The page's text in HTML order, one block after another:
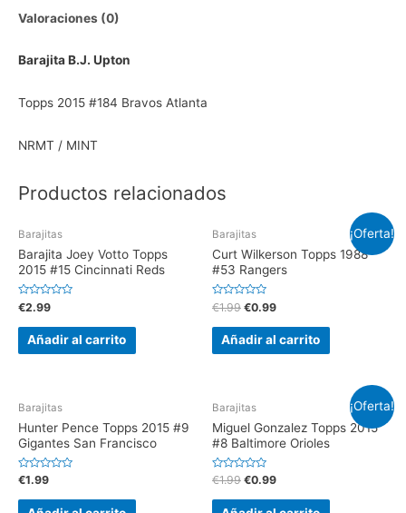
Valoraciones (0)
Barajita B.J. Upton
Topps 2015 #184 Bravos Atlanta
NRMT / MINT
Productos relacionados
Barajitas
Barajita Joey Votto Topps
2015 #15 Cincinnati Reds
V
a
l
a
0
d
e
5
€2.99
Añadir al carrito
¡Oferta!
Barajitas
Curt Wilkerson Topps 1988
#53 Rangers
V
a
l
a
0
d
e
5
€1.99 €0.99
Añadir al carrito
Barajitas
Hunter Pence Topps 2015 #9
Gigantes San Francisco
V
l
€1.99
¡Oferta!
Barajitas
Miguel Gonzalez Topps 2015
#8 Baltimore Orioles
V
l
€1.99 €0.99